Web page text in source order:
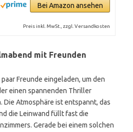
Bei Amazon ansehen
Preis inkl. MwSt., zzgl. Versandkosten
mit Freunden
Freunde eingeladen, um den
einen spannenden Thriller
Die Atmosphäre ist entspannt, das
die Leinwand füllt fast die
Gerade bei einem solchen